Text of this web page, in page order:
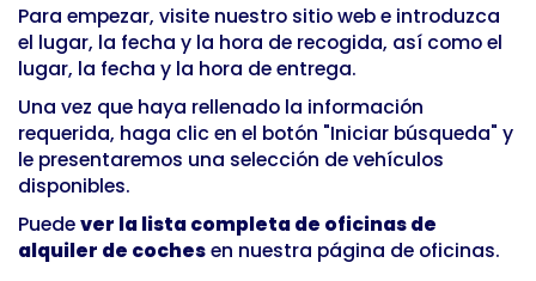
Para empezar, visite nuestro sitio web e introduzca
el lugar, la fecha y la hora de recogida, así como el
lugar, la fecha y la hora de entrega.
Una vez que haya rellenado la información
requerida, haga clic en el botón "Iniciar búsqueda" y
le presentaremos una selección de vehículos
disponibles.
Puedever la lista completa de oficinas de
alquiler de cochesen nuestra página de oficinas.